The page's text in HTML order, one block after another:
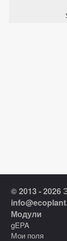
© 2013 - 2026
Модули
gEPA
Мои поля